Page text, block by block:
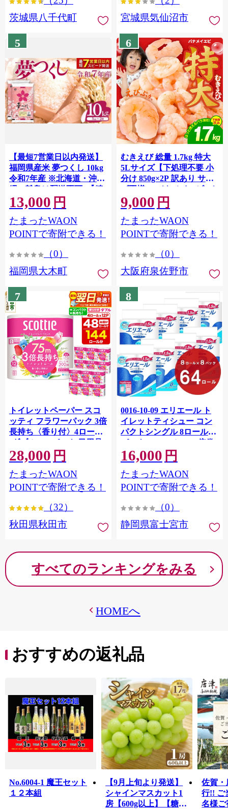
茨城県八千代町
宮城県気仙沼市
5
【最短7営業日以内発送】
福岡県産米 夢つくし 10kg
令和7年産 ※北海道・沖
縄・離島は配送不可 |【精
米 単一米 単一原料米 7年
産 国産 お米 ブランド米
5kg × 2 ゆめつくし】
CY009_01
13,000 円
たまったWAON
POINTで寄附できる！
（0）
福岡県大木町
6
むきえび 総量 1.7kg 特大
5Lサイズ【下処理不要 小
分け 850g×2P 訳あり サイ
ズ不揃い バナメイエビ バ
ラ凍結】 G4142
9,000 円
たまったWAON
POINTで寄附できる！
（0）
大阪府泉佐野市
7
トイレットペーパー スコ
ッティ フラワーパック 3倍
長持ち〈香り付〉4ロール
(ダブル)×12パック 日用品
最短翌日発送 [スコッティ
フラワーパック トイレッ
トペーパー 日本製紙クレ
シア] 秋田県秋田市
28,000 円
たまったWAON
POINTで寄附できる！
（32）
秋田県秋田市
8
0016-10-09 エリエール ト
イレットティシュー コン
パクトシングル 8ロール×8
パック 64ロール 1.5倍巻
82.5m トイレットペーパー
シングル パルプ100％ 香り
つき 日用品 消耗品 備蓄
16,000 円
たまったWAON
POINTで寄附できる！
（0）
静岡県富士宮市
すべてのランキングをみる
HOMEへ
おすすめの返礼品
No.6004-1 魔王セット
１２本組
【9月上旬より発送】
シャインマスカット1
房【600g以上】【糖度
佐賀・
行!! ご
名様ご